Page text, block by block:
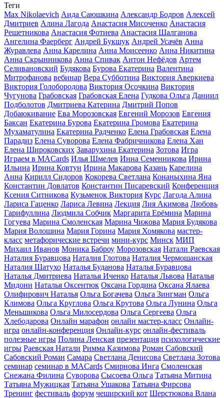
Теги
Max Nikolaevich Аида Саюшкина Александр Бодров Алексей
Дмитриев Алина Лагода Анастасия Мисоченко Анастасия
Решетникова Анастасия Фотиева Анастасия Шалганова
Ангелина Фаерберг Андрей Букшук Андрей Усачёв Анна
Журавлева Анна Карелина Анна Моисеенко Анна Никитина
Анна Скрынникова Анна Спивак Антон Нефёдов Артем
Селивановский Будякова Бурова Екатерина Валентина
Митрофанова вебинар Вера Субботина Виктория Аверкиева
Виктория Голобородова Виктория Осочкина Виктория
Чугунова Грабовская Грабовская Елена Гудкова Ольга Даниил
Подболотов Дмитриева Катерина Дмитрий Попов
Добаюкивание Ева Морозовская Евгений Морозов Евгения
Баксан Екатерина Бурова Екатерина Громова Екатерина
Мухаматулина Екатерина Радченко Елена Грабовская Елена
Парадиз Елена Суворова Елена Фабричникова Елена Хан
Елена Широковских Заварухина Екатерина Зотова Игра
Играем в MACards Илья Шмелев Инна Семенникова Ирина
Ильина Ирина Ковтун Ирина Макарова Казань Карелина
Анна Кирилл Сидоров Кокорева Светлана Конаныхина Яна
Константин Довлатов Константин Писаревский Конференция
Ксения Ситникова Кузьменок Виктория Курс Лагода Алина
Лариса Гаценко Лариса Левина Лекция Лия Акимова Любовь
Гарифуллина Людмила Собчик Маргарита Ерёмина Марина
Гогуева Марина Смоленская Марина Чижова Мария Будякова
Мария Волошина Мария Горина Мария Хомякова мастер-
класс метафорические встречи мини-курс Минск МИП
Михаил Иванов Моника Баброу Морозовская Натали Раевская
Наталия Буравцова Наталия Глотова Наталия Чермошанская
Наталия Шатухо Наталья Буданова Наталья Буравцова
Наталья Дмитриева Наталья Иченко Наталья Львова Наталья
Мидони Наталья Оксентюк Оксана Гордина Оксана Ялаева
Олифирович Наталья Ольга Богачева Ольга Зингман Ольга
Климова Ольга Круглова Ольга Крутова Ольга Лунина Ольга
Меньшикова Ольга Милосердова Ольга Сергеева Ольга
Хлебодарова Онлайн марафон онлайн мастер-класс Онлайн-
игра онлайн-конференция Онлайн-курс онлайн-фестиваль
полезные игры Полина Ленская презентация психологические
игры Раевская Натали Римма Казимова Роман Сабовский
Сабовский Роман Самара Светлана Денисова Светлана Зотова
семинар семинар в MACards Смирнова Инга Смоленская
Снежана Филина Суворова Сысоева Ольга Татьяна Митина
Татьяна Мужицкая Татьяна Ушакова Татьяна Фирсова
Тренинг фестиваль форум чеширский кот Шерстюкова Влана